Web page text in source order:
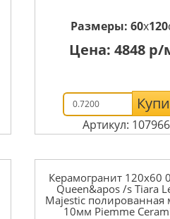
Размеры: 60x120
Цена: 4848р/
Артикул: 107966
Керамогранит 120x60
Queen&apos /s Tiara
Majestic полированная
10мм Piemme